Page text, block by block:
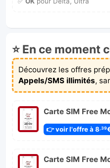
⭐ En ce moment
Découvrez les offres
Appels/SMS illimités,
Carte SIM Free
👉 voir l'offre à 8 ,39
Carte SIM Free